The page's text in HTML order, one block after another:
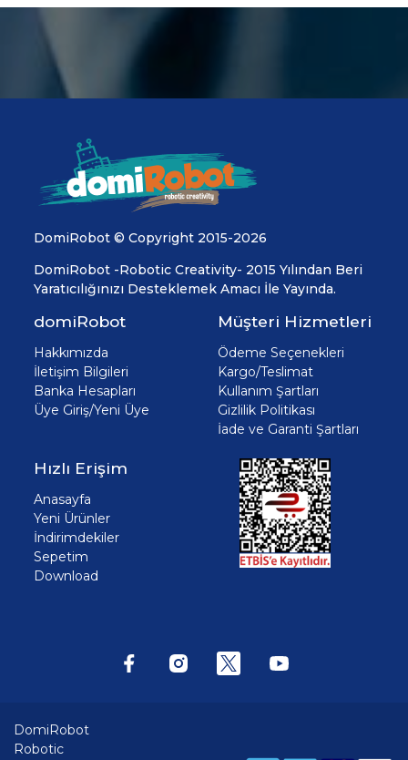
DomiRobot © Copyright 2015-2026
DomiRobot -Robotic Creativity- 2015 Yılından Beri
Yaratıcılığınızı Desteklemek Amacı İle Yayında.
domiRobot
Hakkımızda
İletişim Bilgileri
Banka Hesapları
Üye Giriş/Yeni Üye
Müşteri Hizmetleri
Ödeme Seçenekleri
Kargo/Teslimat
Kullanım Şartları
Gizlilik Politikası
İade ve Garanti Şartları
Hızlı Erişim
Anasayfa
Yeni Ürünler
İndirimdekiler
Sepetim
Download
DomiRobot
Robotic